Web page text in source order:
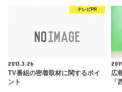
テレビPR
2013.3.26
TV番組の密着取材に関するポイ
ント
広
「